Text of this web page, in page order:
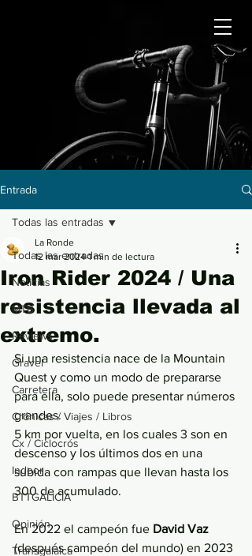
Entrada
Todas las entradas
Noticias
MTB
Reviews
Gravel
Carretera
Crónicas / Viajes / Libros
Cx / Ciclocrós
Indoor
BTTGALICIA
Opinión
Transgalaica
Todas las entradas
Iron Rider 2024 / Una
resistencia llevada al
extremo.
La Ronde
12 mar 2024 1 min de lectura
Si una resistencia nace de la Mountain
Quest y como un modo de prepararse
para ella, solo puede presentar números
grandes.
5 km por vuelta, en los cuales 3 son en
descenso y los últimos dos en una
subida con rampas que llevan hasta los
300 de acumulado.
En 2022 el campeón fue David Vaz
(después campeón del mundo) en 2023